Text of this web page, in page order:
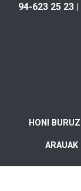
94-623 25 23 |
HONI BURUZ
ARAUAK